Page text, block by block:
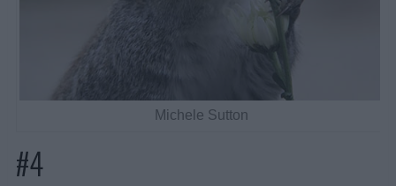
Michele Sutton
#4